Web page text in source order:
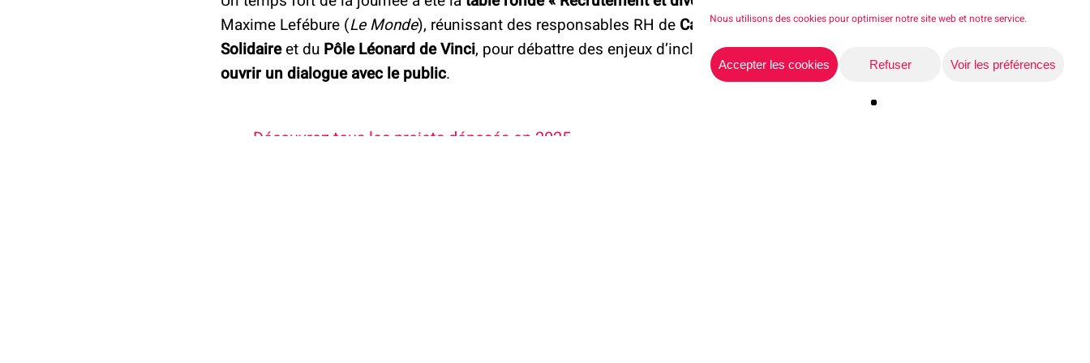
Nous utilisons des cookies pour optimiser notre site web et notre service.
Accepter les cookies Refuser Voir les préférences
Maxime Lefébure (Le Monde), réunissant des responsables RH de Capgemini,La Cravate
Solidaireet du Pôle Léonard de Vinci, pour débattre des enjeux d’inclusion en entreprise et
ouvrir un dialogue avec le public.
Découvrez tous les projets déposés en 2025